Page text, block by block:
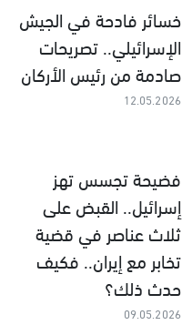
خسائر فادحة في الجيش
الإسرائيلي.. تصريحات
صادمة من رئيس الأركان
12.05.2026
فضيحة تجسس تهز
إسرائيل.. القبض على
ثلاث عناصر في قضية
تخابر مع إيران.. فكيف
حدث ذلك؟
09.05.2026